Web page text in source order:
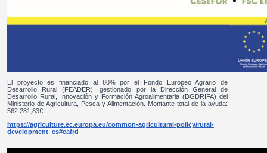
El proyecto es financiado al 80% por el Fondo Europeo Agrario de
Desarrollo Rural (FEADER), gestionado por la Dirección General de
Desarrollo Rural, Innovación y Formación Agroalimentaria (DGDRIFA) del
Ministerio de Agricultura, Pesca y Alimentación. Montante total de la ayuda:
562.281,83€.
https://agriculture.ec.europa.eu/common-agricultural-policy/rural-
development_es#eafrd